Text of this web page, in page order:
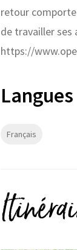
retour comporte
de travailler ses
https://
Français